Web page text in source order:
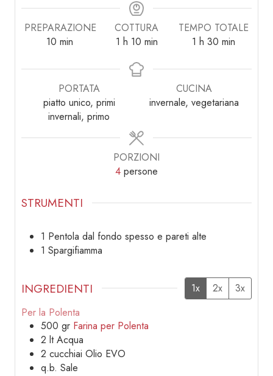
PREPARAZIONE
10 minuti
min
COTTURA
1 ora
h 10minuti
min
TEMPO TOTALE
1 ora
h 30minuti
min
PORTATA
piatto unico, primi
invernali, primo
CUCINA
invernale, vegetariana
PORZIONI
4 persone
STRUMENTI
1 Pentola dal fondo spesso e pareti alte
1 Spargifiamma
INGREDIENTI 1x 2x
3x
Per la Polenta
500 gr Farina per Polenta
2 lt Acqua
2 cucchiai Olio EVO
q.b. Sale